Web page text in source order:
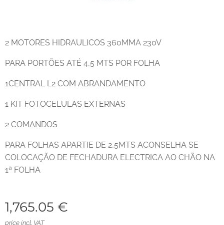
2 MOTORES HIDRAULICOS 360MMA 230V
PARA PORTÕES ATÉ 4,5 MTS POR FOLHA
1CENTRAL L2 COM ABRANDAMENTO
1 KIT FOTOCELULAS EXTERNAS
2 COMANDOS
PARA FOLHAS APARTIE DE 2,5MTS ACONSELHA SE
COLOCAÇÃO DE FECHADURA ELECTRICA AO CHÃO NA
1ª FOLHA
1,765.05 €
price incl. VAT